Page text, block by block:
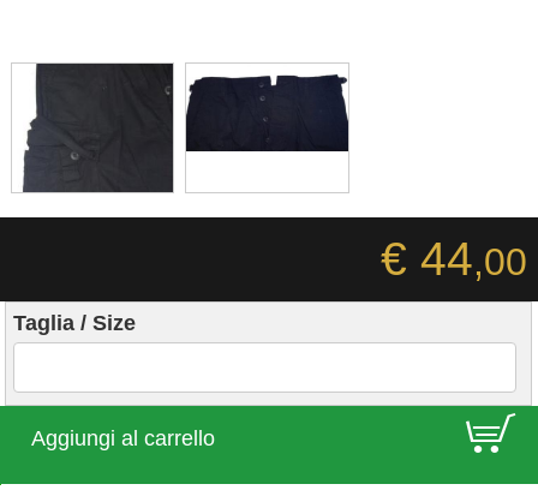
€ 44,00
Taglia / Size
Aggiungi al carrello E